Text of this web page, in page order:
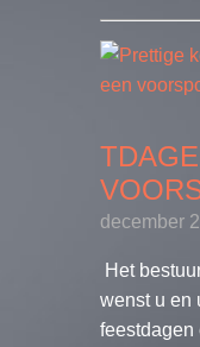
december
Het
wenst u en
feestdagen